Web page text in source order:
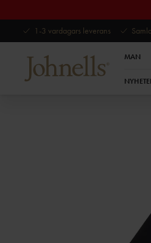
1-3 vardagars leverans
MAN